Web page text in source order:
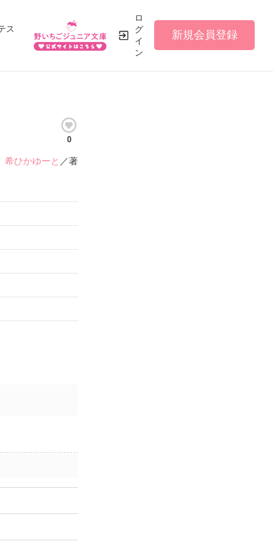
ス
ロ
グ
イ
ン
新規会員登録
0
希ひかゆーと ／著